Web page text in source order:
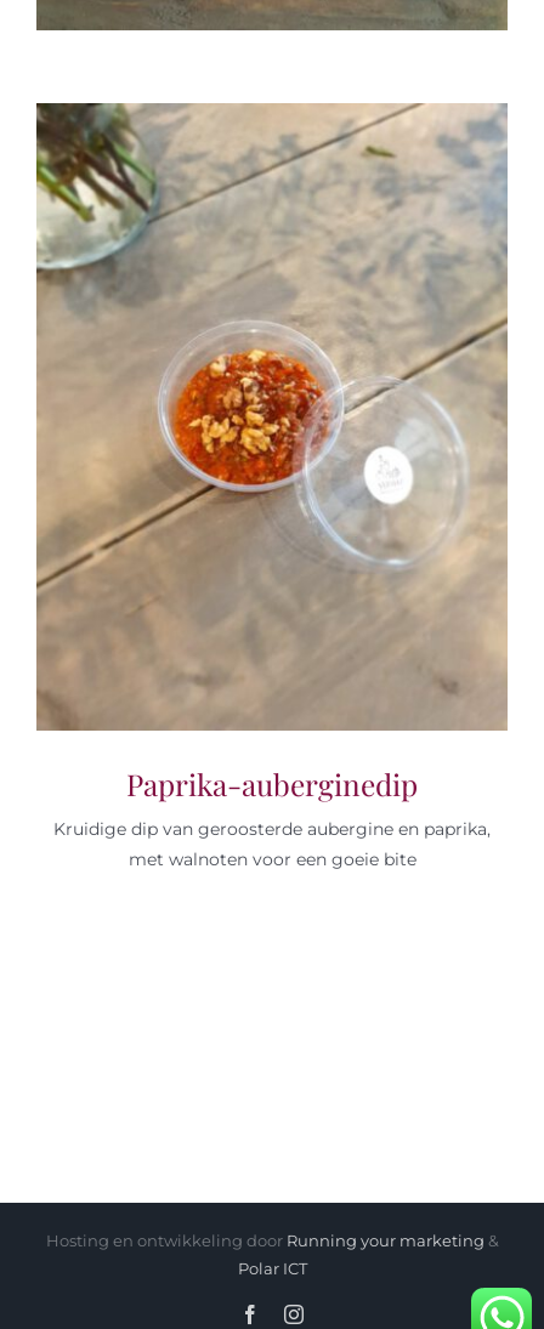
Paprika-auberginedip
Kruidige dip van geroosterde aubergine en paprika,
met walnoten voor een goeie bite
Hosting en ontwikkeling door Running your marketing &
Polar ICT
FacebookInstagram